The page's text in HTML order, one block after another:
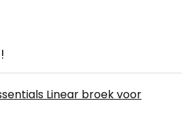
Linear broek voor